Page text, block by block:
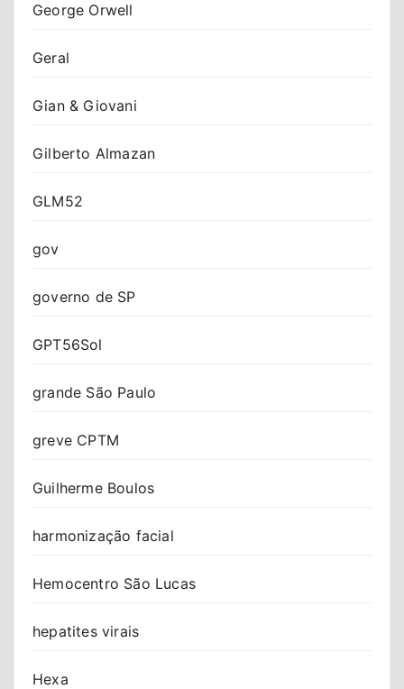
George Orwell
Geral
Gian & Giovani
Gilberto Almazan
GLM52
gov
governo de SP
GPT56Sol
grande São Paulo
greve CPTM
Guilherme Boulos
harmonização facial
Hemocentro São Lucas
hepatites virais
Hexa